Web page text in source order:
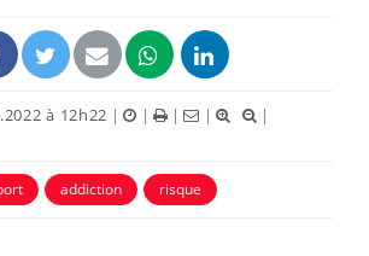
à 12h22 | | | |
|
addiction risque